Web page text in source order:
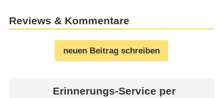
Reviews & Kommentare
neuen Beitrag schreiben
Erinnerungs-Service per